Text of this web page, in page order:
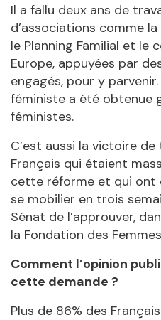
Il a fallu deux ans de
d’associations comme
le Planning Familial et le
Europe, appuyées par
engagés, pour y
féministe a été obtenue
féministes.
C’est aussi la victoire
Français qui étaient
cette réforme et qui ont
se mobilier en trois
Sénat de l’approuver,
la Fondation des
Comment l’opinion
cette demande ?
Plus de 86% des